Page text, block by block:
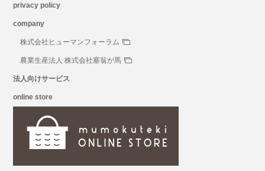
privacy policy
company
株式会社ヒューマンフォーラム
農業生産法人 株式会社塞翁が馬
法人向けサービス
online store